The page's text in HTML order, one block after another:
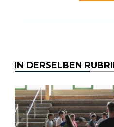
IN DERSELBEN